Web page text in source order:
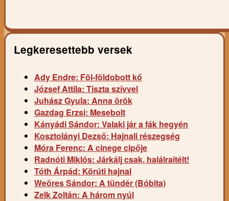
Legkeresettebb versek
Ady Endre: Föl-földobott kő
József Attila: Tiszta szívvel
Juhász Gyula: Anna örök
Gazdag Erzsi: Mesebolt
Kányádi Sándor: Valaki jár a fák hegyén
Kosztolányi Dezső: Hajnali részegség
Móra Ferenc: A cinege cipője
Radnóti Miklós: Járkálj csak, halálraitélt!
Tóth Árpád: Körúti hajnal
Weöres Sándor: A tündér (Bóbita)
Zelk Zoltán: A három nyúl